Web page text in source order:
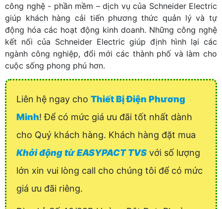
công nghệ - phần mềm – dịch vụ của Schneider Electric
giúp khách hàng cải tiến phương thức quản lý và tự
động hóa các hoạt động kinh doanh. Những công nghệ
kết nối của Schneider Electric giúp định hình lại các
ngành công nghiệp, đổi mới các thành phố và làm cho
cuộc sống phong phú hơn.
Liên hệ ngay cho Thiết Bị Điện Phương
Minh! Để có mức giá ưu đãi tốt nhất dành
cho Quý khách hàng. Khách hàng đặt mua
Khởi động từ EASYPACT TVS với số lượng
lớn xin vui lòng call cho chúng tôi để có mức
giá ưu đãi riêng.